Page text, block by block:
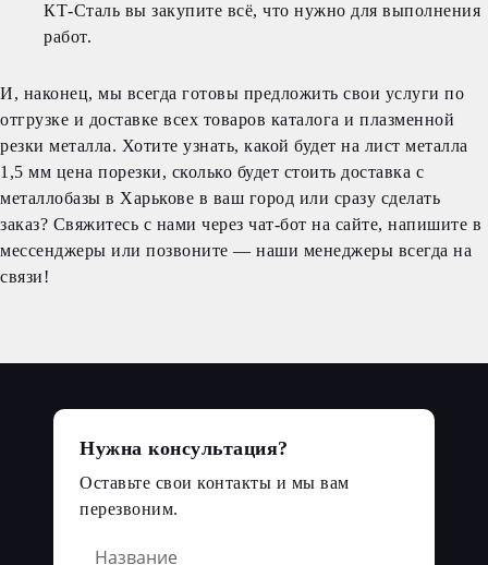
КТ-Сталь вы закупите всё, что нужно для выполнения
работ.
И, наконец, мы всегда готовы предложить свои услуги по
отгрузке и доставке всех товаров каталога и плазменной
резки металла. Хотите узнать, какой будет на лист металла
1,5 мм цена порезки, сколько будет стоить доставка с
металлобазы в Харькове в ваш город или сразу сделать
заказ? Свяжитесь с нами через чат-бот на сайте, напишите в
мессенджеры или позвоните — наши менеджеры всегда на
связи!
Нужна консультация?
Оставьте свои контакты и мы вам
перезвоним.